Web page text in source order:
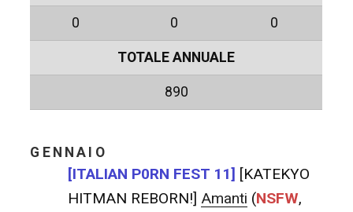
0 0 0
TOTALE ANNUALE
890
GENNAIO
[ITALIAN P0RN FEST 11] [KATEKYO
HITMAN REBORN!] Amanti (NSFW,